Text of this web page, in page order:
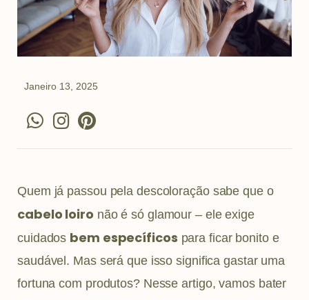
Janeiro 13, 2025
W
s
a
p
p
I
n
a
g
a
m
P
i
e
r
s
t
Quem já passou pela descoloração sabe que o
cabelo loiro não é só glamour – ele exige
cuidados bem específicos para ficar bonito e
saudável. Mas será que isso significa gastar uma
fortuna com produtos? Nesse artigo, vamos bater